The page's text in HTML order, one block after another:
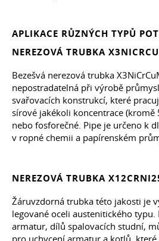
APLIKACE RŮZNÝCH TYPŮ
NEREZOVÁ TRUBKA
Bezešvá nerezová trubka
nepostradatelná při výrobě
svařovacích konstrukcí, které
sírové jakékoli koncentrace (kromě
nebo fosforečné. Pipe je určeno k
v ropné chemii a papírenském
NEREZOVÁ TRUBKA
Žáruvzdorná trubka této jakosti je
legované oceli austenitického
armatur, dílů spalovacích studní,